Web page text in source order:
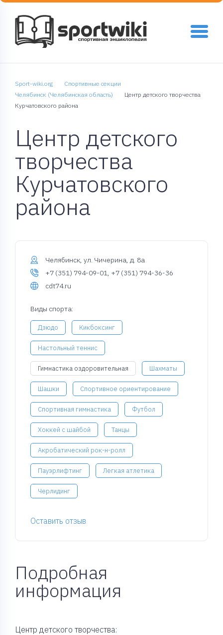
Sport-wiki.org
Спортивные секции
Челябинск (Челябинская область)
Центр детского творчества
Курчатовского района
Центр детского
творчества
Курчатовского
района
Челябинск, ул. Чичерина, д. 8а
+7 (351) 794-09-01, +7 (351) 794-36-36
cdt74.ru
Виды спорта:
Дзюдо Кикбоксинг
Настольный теннис
Гимнастика оздоровительная Шахматы
Шашки Спортивное ориентирование
Спортивная гимнастика Футбол
Хоккей с шайбой Танцы
Акробатический рок-н-ролл
Пауэрлифтинг Легкая атлетика
Черлидинг
Оставить отзыв
Подробная
информация
Центр детского творчества: